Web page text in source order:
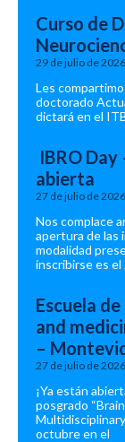
Curso de
29 de julio de 2026
Les
doctorado
dictará en el
IBRO
abierta
27 de julio de 2026
Nos complace
apertura de las
modalidad
inscribirse es
Escuela
and
–
27 de julio de 2026
¡Ya están
posgrado
octubre en el